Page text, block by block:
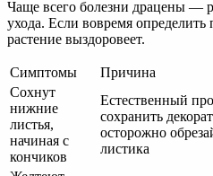
Чаще всего болезни драцены —
ухода. Если вовремя определить
растение выздоровеет.
Симптомы
Причина
Сохнут
нижние
листья,
начиная с
кончиков
Естественный
сохранить
осторожно
листика